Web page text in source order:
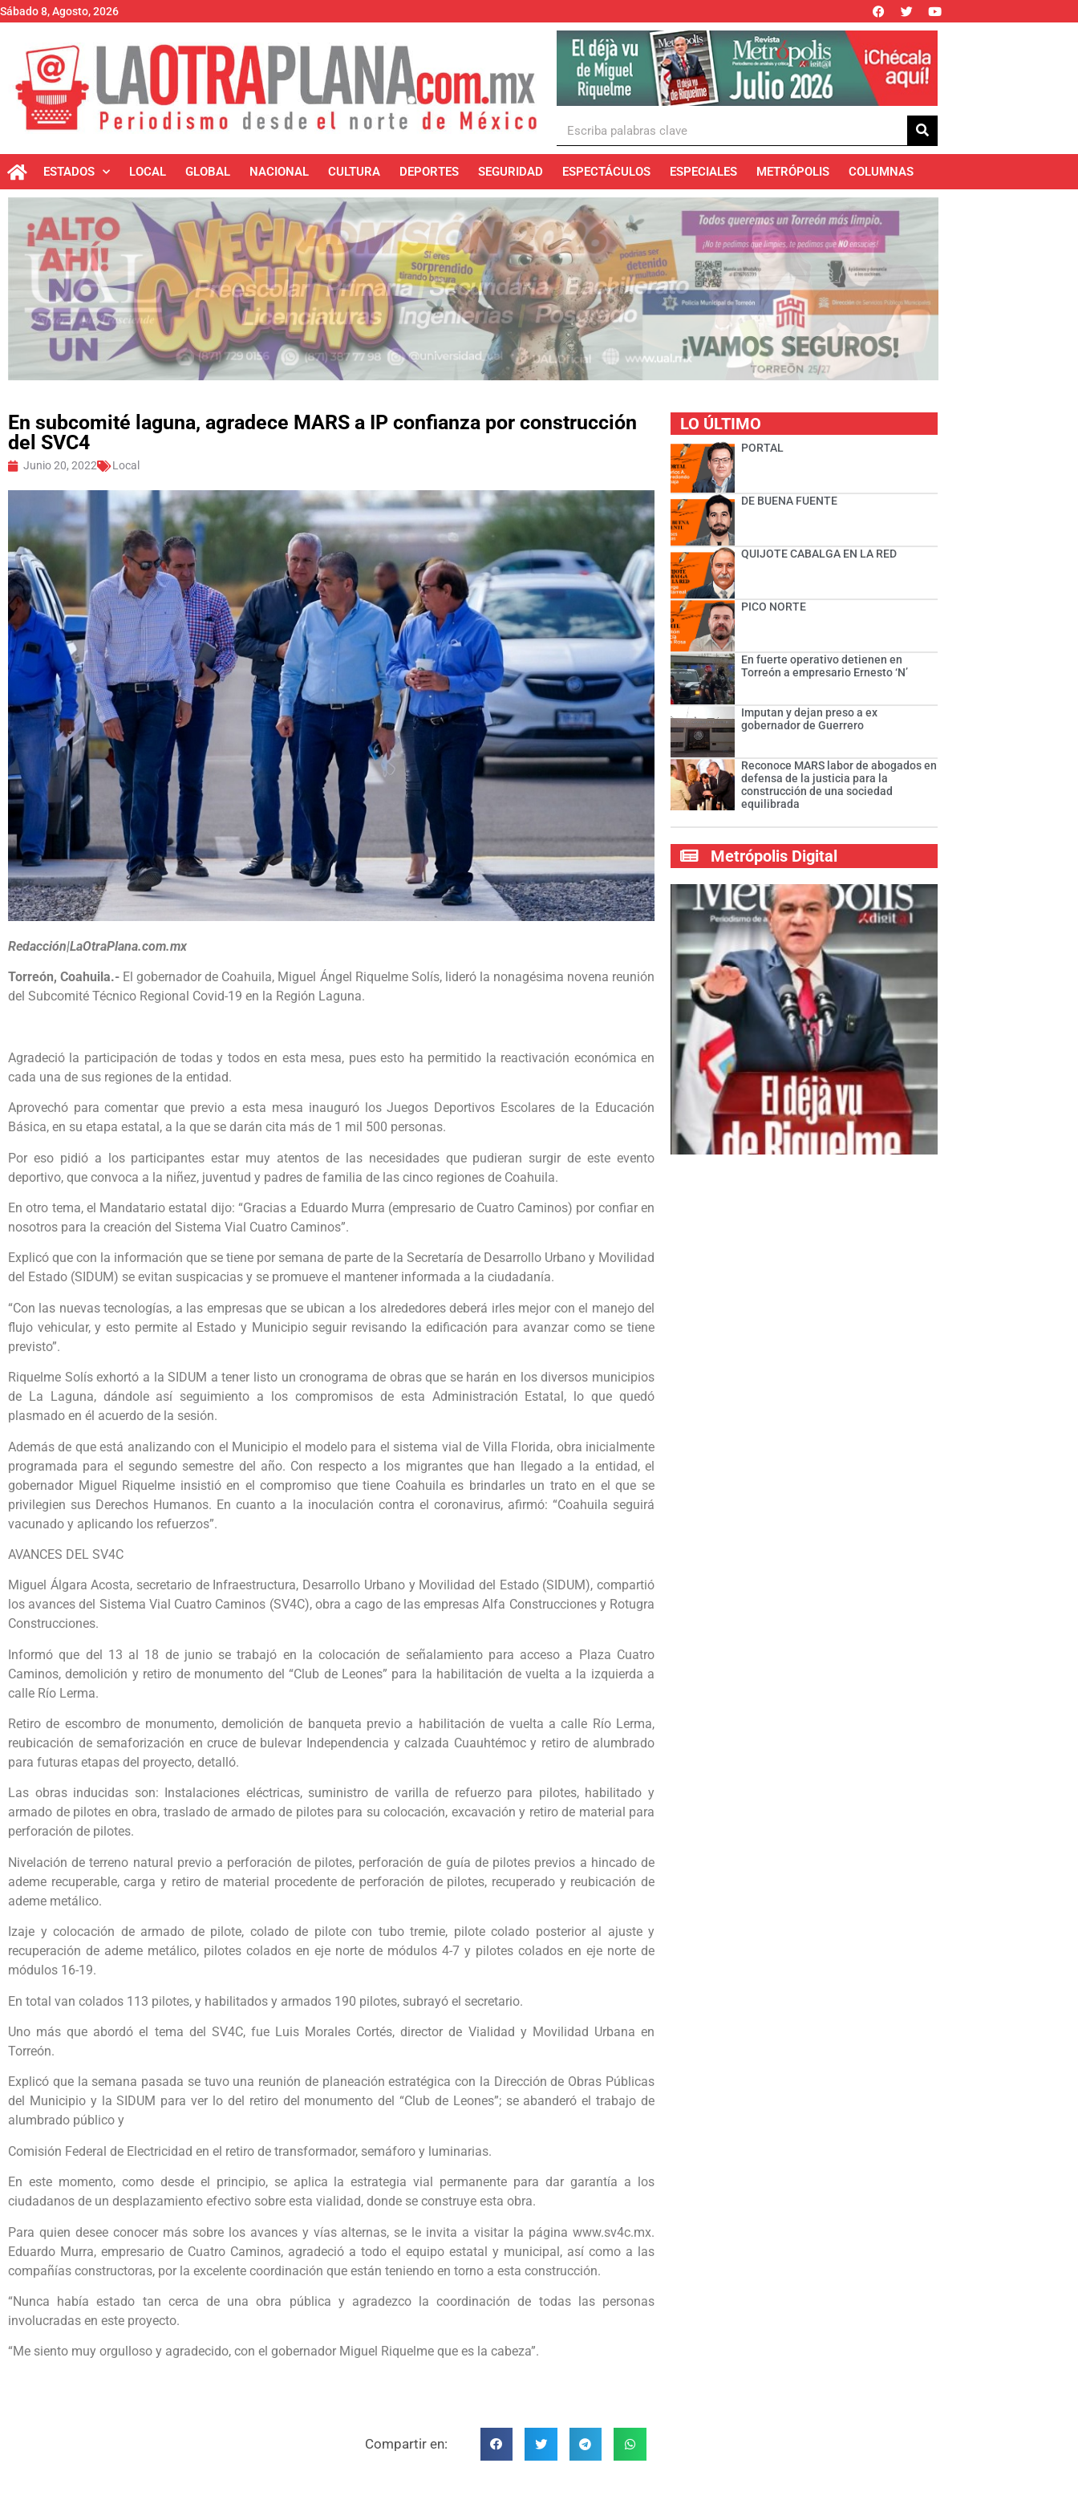
Sábado 8, Agosto, 2026
ESTADOS LOCAL GLOBAL NACIONAL CULTURA DEPORTES SEGURIDAD ESPECTÁCULOS ESPECIALES METRÓPOLIS COLUMNAS
En subcomité laguna, agradece MARS a IP confianza por construcción
del SVC4
Junio 20, 2022 Local
Redacción|LaOtraPlana.com.mx
Torreón, Coahuila.- El gobernador de Coahuila, Miguel Ángel Riquelme Solís, lideró la nonagésima novena reunión
del Subcomité Técnico Regional Covid-19 en la Región Laguna.
Agradeció la participación de todas y todos en esta mesa, pues esto ha permitido la reactivación económica en
cada una de sus regiones de la entidad.
Aprovechó para comentar que previo a esta mesa inauguró los Juegos Deportivos Escolares de la Educación
Básica, en su etapa estatal, a la que se darán cita más de 1 mil 500 personas.
Por eso pidió a los participantes estar muy atentos de las necesidades que pudieran surgir de este evento
deportivo, que convoca a la niñez, juventud y padres de familia de las cinco regiones de Coahuila.
En otro tema, el Mandatario estatal dijo: “Gracias a Eduardo Murra (empresario de Cuatro Caminos) por confiar en
nosotros para la creación del Sistema Vial Cuatro Caminos”.
Explicó que con la información que se tiene por semana de parte de la Secretaría de Desarrollo Urbano y Movilidad
del Estado (SIDUM) se evitan suspicacias y se promueve el mantener informada a la ciudadanía.
“Con las nuevas tecnologías, a las empresas que se ubican a los alrededores deberá irles mejor con el manejo del
flujo vehicular, y esto permite al Estado y Municipio seguir revisando la edificación para avanzar como se tiene
previsto”.
Riquelme Solís exhortó a la SIDUM a tener listo un cronograma de obras que se harán en los diversos municipios
de La Laguna, dándole así seguimiento a los compromisos de esta Administración Estatal, lo que quedó
plasmado en él acuerdo de la sesión.
Además de que está analizando con el Municipio el modelo para el sistema vial de Villa Florida, obra inicialmente
programada para el segundo semestre del año. Con respecto a los migrantes que han llegado a la entidad, el
gobernador Miguel Riquelme insistió en el compromiso que tiene Coahuila es brindarles un trato en el que se
privilegien sus Derechos Humanos. En cuanto a la inoculación contra el coronavirus, afirmó: “Coahuila seguirá
vacunado y aplicando los refuerzos”.
AVANCES DEL SV4C
Miguel Álgara Acosta, secretario de Infraestructura, Desarrollo Urbano y Movilidad del Estado (SIDUM), compartió
los avances del Sistema Vial Cuatro Caminos (SV4C), obra a cago de las empresas Alfa Construcciones y Rotugra
Construcciones.
Informó que del 13 al 18 de junio se trabajó en la colocación de señalamiento para acceso a Plaza Cuatro
Caminos, demolición y retiro de monumento del “Club de Leones” para la habilitación de vuelta a la izquierda a
calle Río Lerma.
Retiro de escombro de monumento, demolición de banqueta previo a habilitación de vuelta a calle Río Lerma,
reubicación de semaforización en cruce de bulevar Independencia y calzada Cuauhtémoc y retiro de alumbrado
para futuras etapas del proyecto, detalló.
Las obras inducidas son: Instalaciones eléctricas, suministro de varilla de refuerzo para pilotes, habilitado y
armado de pilotes en obra, traslado de armado de pilotes para su colocación, excavación y retiro de material para
perforación de pilotes.
Nivelación de terreno natural previo a perforación de pilotes, perforación de guía de pilotes previos a hincado de
ademe recuperable, carga y retiro de material procedente de perforación de pilotes, recuperado y reubicación de
ademe metálico.
Izaje y colocación de armado de pilote, colado de pilote con tubo tremie, pilote colado posterior al ajuste y
recuperación de ademe metálico, pilotes colados en eje norte de módulos 4-7 y pilotes colados en eje norte de
módulos 16-19.
En total van colados 113 pilotes, y habilitados y armados 190 pilotes, subrayó el secretario.
Uno más que abordó el tema del SV4C, fue Luis Morales Cortés, director de Vialidad y Movilidad Urbana en
Torreón.
Explicó que la semana pasada se tuvo una reunión de planeación estratégica con la Dirección de Obras Públicas
del Municipio y la SIDUM para ver lo del retiro del monumento del “Club de Leones”; se abanderó el trabajo de
alumbrado público y
Comisión Federal de Electricidad en el retiro de transformador, semáforo y luminarias.
En este momento, como desde el principio, se aplica la estrategia vial permanente para dar garantía a los
ciudadanos de un desplazamiento efectivo sobre esta vialidad, donde se construye esta obra.
Para quien desee conocer más sobre los avances y vías alternas, se le invita a visitar la página www.sv4c.mx.
Eduardo Murra, empresario de Cuatro Caminos, agradeció a todo el equipo estatal y municipal, así como a las
compañías constructoras, por la excelente coordinación que están teniendo en torno a esta construcción.
“Nunca había estado tan cerca de una obra pública y agradezco la coordinación de todas las personas
involucradas en este proyecto.
“Me siento muy orgulloso y agradecido, con el gobernador Miguel Riquelme que es la cabeza”.
Compartir en:
LO ÚLTIMO
PORTAL
DE BUENA FUENTE
QUIJOTE CABALGA EN LA RED
PICO NORTE
En fuerte operativo detienen en
Torreón a empresario Ernesto ‘N’
Imputan y dejan preso a ex
gobernador de Guerrero
Reconoce MARS labor de abogados en
defensa de la justicia para la
construcción de una sociedad
equilibrada
Metrópolis Digital